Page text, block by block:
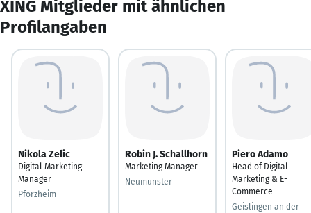
XING Mitglieder mit ähnlichen
Profilangaben
Nikola Zelic
Digital Marketing
Manager
Pforzheim
Robin J. Schallhorn
Marketing Manager
Neumünster
Piero Adamo
Head of Digital
Marketing & E-
Commerce
Geislingen an der